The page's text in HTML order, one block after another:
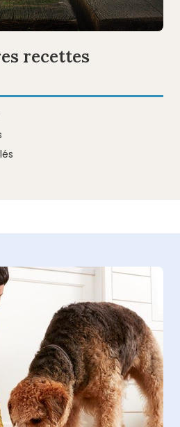
recettes